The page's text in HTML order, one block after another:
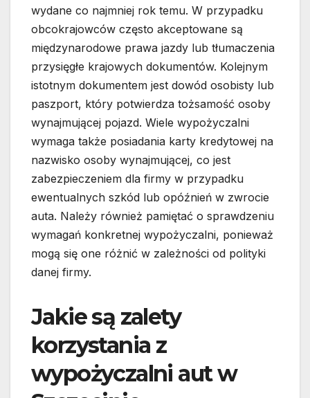
wydane co najmniej rok temu. W przypadku
obcokrajowców często akceptowane są
międzynarodowe prawa jazdy lub tłumaczenia
przysięgłe krajowych dokumentów. Kolejnym
istotnym dokumentem jest dowód osobisty lub
paszport, który potwierdza tożsamość osoby
wynajmującej pojazd. Wiele wypożyczalni
wymaga także posiadania karty kredytowej na
nazwisko osoby wynajmującej, co jest
zabezpieczeniem dla firmy w przypadku
ewentualnych szkód lub opóźnień w zwrocie
auta. Należy również pamiętać o sprawdzeniu
wymagań konkretnej wypożyczalni, ponieważ
mogą się one różnić w zależności od polityki
danej firmy.
Jakie są zalety
korzystania z
wypożyczalni aut w